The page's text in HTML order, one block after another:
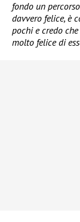
fondo un
davvero felice, è
pochi e credo
molto felice di